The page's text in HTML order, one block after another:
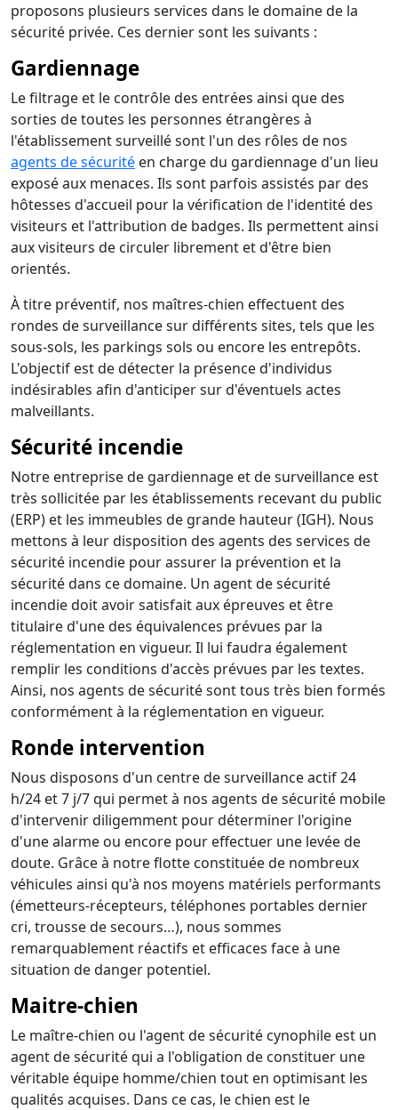
proposons plusieurs services dans le domaine de la
sécurité privée. Ces dernier sont les suivants :
Gardiennage
Le filtrage et le contrôle des entrées ainsi que des
sorties de toutes les personnes étrangères à
l'établissement surveillé sont l'un des rôles de nos
agents de sécurité en charge du gardiennage d'un lieu
exposé aux menaces. Ils sont parfois assistés par des
hôtesses d'accueil pour la vérification de l'identité des
visiteurs et l'attribution de badges. Ils permettent ainsi
aux visiteurs de circuler librement et d'être bien
orientés.
À titre préventif, nos maîtres-chien effectuent des
rondes de surveillance sur différents sites, tels que les
sous-sols, les parkings sols ou encore les entrepôts.
L'objectif est de détecter la présence d'individus
indésirables afin d'anticiper sur d'éventuels actes
malveillants.
Sécurité incendie
Notre entreprise de gardiennage et de surveillance est
très sollicitée par les établissements recevant du public
(ERP) et les immeubles de grande hauteur (IGH). Nous
mettons à leur disposition des agents des services de
sécurité incendie pour assurer la prévention et la
sécurité dans ce domaine. Un agent de sécurité
incendie doit avoir satisfait aux épreuves et être
titulaire d'une des équivalences prévues par la
réglementation en vigueur. Il lui faudra également
remplir les conditions d'accès prévues par les textes.
Ainsi, nos agents de sécurité sont tous très bien formés
conformément à la réglementation en vigueur.
Ronde intervention
Nous disposons d'un centre de surveillance actif 24
h/24 et 7 j/7 qui permet à nos agents de sécurité mobile
d'intervenir diligemment pour déterminer l'origine
d'une alarme ou encore pour effectuer une levée de
doute. Grâce à notre flotte constituée de nombreux
véhicules ainsi qu'à nos moyens matériels performants
(émetteurs-récepteurs, téléphones portables dernier
cri, trousse de secours…), nous sommes
remarquablement réactifs et efficaces face à une
situation de danger potentiel.
Maitre-chien
Le maître-chien ou l'agent de sécurité cynophile est un
agent de sécurité qui a l'obligation de constituer une
véritable équipe homme/chien tout en optimisant les
qualités acquises. Dans ce cas, le chien est le